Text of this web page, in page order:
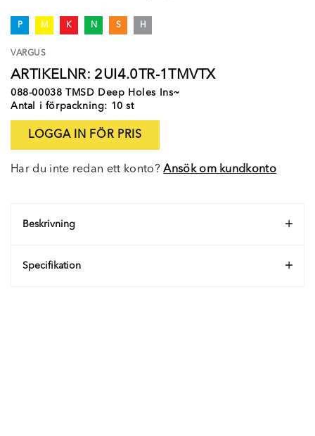
P M K N S H
VARGUS
ARTIKELNR: 2UI4.0TR-1TMVTX
088-00038 TMSD Deep Holes Ins~
Antal i förpackning: 10 st
LOGGA IN FÖR PRIS
Har du inte redan ett konto?Ansök om kundkonto
Beskrivning
Specifikation